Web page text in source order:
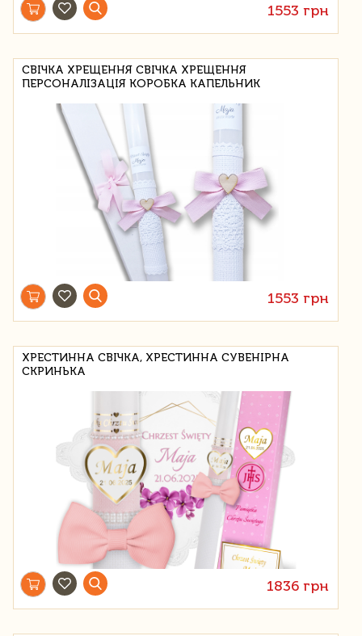
1553 грн
СВІЧКА ХРЕЩЕННЯ СВІЧКА ХРЕЩЕННЯ
ПЕРСОНАЛІЗАЦІЯ КОРОБКА КАПЕЛЬНИК
1553 грн
ХРЕСТИННА СВІЧКА, ХРЕСТИННА СУВЕНІРНА
СКРИНЬКА
1836 грн